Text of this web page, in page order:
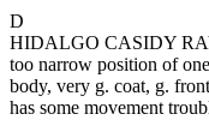
D
HIDALGO CASIDY
too narrow position of
body, very g. coat, g.
has some movement